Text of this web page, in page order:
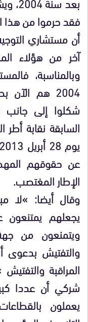
فقد حرموا من
أن مستشاري
آخر من هؤلاء
وبالمناسبة،
2004 هم
شكلوا إلى
السابقة نقابة
عن حقوقهم
الإطار المغتصب.
وقال أيضا: »لا
يجعلهم يمتنعون
ويتمنعون من
والتفتيش
المراقبة
شركي أن عددا
يعملون